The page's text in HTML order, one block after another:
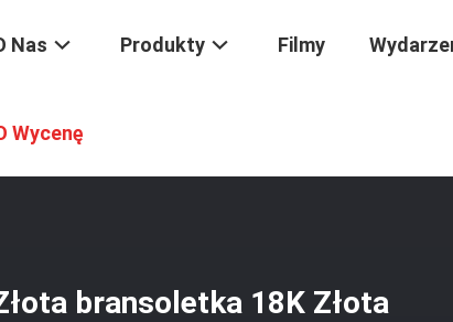
Nas Produkty Filmy
Wycenę
bransoletka 18K Złota